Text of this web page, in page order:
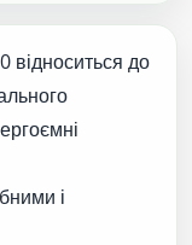
відноситься до
і